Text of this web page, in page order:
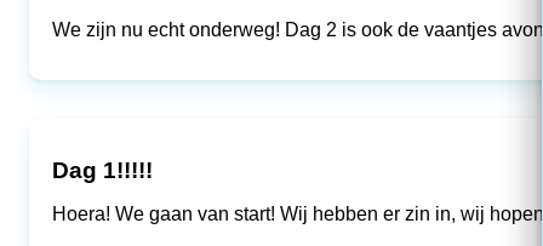
We zijn nu echt onderweg! Dag 2 is ook de vaantjes
Dag 1!!!!!
Hoera! We gaan van start! Wij hebben er zin in, wij